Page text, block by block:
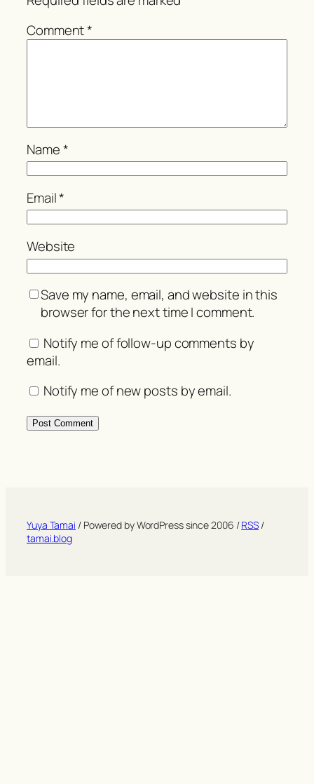
Comment*
Name*
Email*
Website
Save my name, email, and website in this
browser for the next time I comment.
Notify me of follow-up comments by
email.
Notify me of new posts by email.
Yuya Tamai / Powered by WordPress since 2006 /RSS /
tamai.blog